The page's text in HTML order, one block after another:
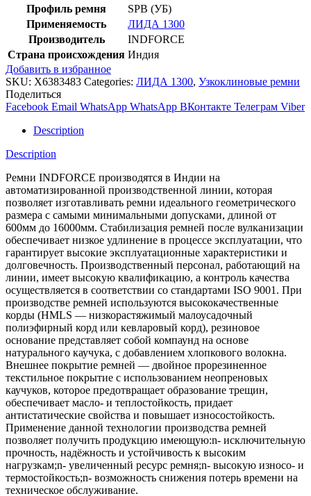
Профиль ремня
SPB (УБ)
Применяемость
ЛИДА 1300
Производитель
INDFORCE
Страна происхождения Индия
Добавить в избранное
SKU: X6383483 Categories: ЛИДА 1300, Узкоклиновые ремни
Поделиться
Facebook Email WhatsApp WhatsApp ВКонтакте Телеграм Viber
Description
Description
Ремни INDFORCE производятся в Индии на
автоматизированной производственной линии, которая
позволяет изготавливать ремни идеального геометрического
размера с самыми минимальными допусками, длиной от
600мм до 16000мм. Стабилизация ремней после вулканизации
обеспечивает низкое удлинение в процессе эксплуатации, что
гарантирует высокие эксплуатационные характеристики и
долговечность. Производственный персонал, работающий на
линии, имеет высокую квалификацию, а контроль качества
осуществляется в соответствии со стандартами ISO 9001. При
производстве ремней используются высококачественные
корды (HMLS — низкорастяжимый малоусадочный
полиэфирный корд или кевларовый корд), резиновое
основание представляет собой компаунд на основе
натурального каучука, с добавлением хлопкового волокна.
Внешнее покрытие ремней — двойное прорезиненное
текстильное покрытие с использованием неопреновых
каучуков, которое предотвращает образование трещин,
обеспечивает масло- и теплостойкость, придает
антистатические свойства и повышает износостойкость.
Применение данной технологии производства ремней
позволяет получить продукцию имеющую:n- исключительную
прочность, надёжность и устойчивость к высоким
нагрузкам;n- увеличенный ресурс ремня;n- высокую износо- и
термостойкость;n- возможность снижения потерь времени на
техническое обслуживание.